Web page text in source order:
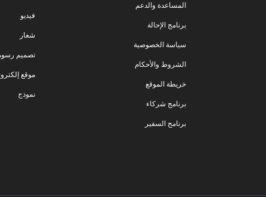
المساعدة والدعم
برنامج الإحالة
سياسة الخصوصية
الشروط والأحكام
خريطة الموقع
برنامج شركاء
برنامج السفير
فيديو
شعار
تصميم
موقع
نموذج